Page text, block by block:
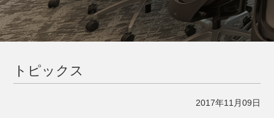
トピックス
2017年11月09日